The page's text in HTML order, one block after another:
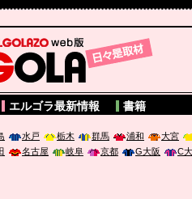
エルゴラ最新情報 書籍
水戸 栃木 群馬 浦和
大宮
名古屋 岐阜 京都 G大阪
C